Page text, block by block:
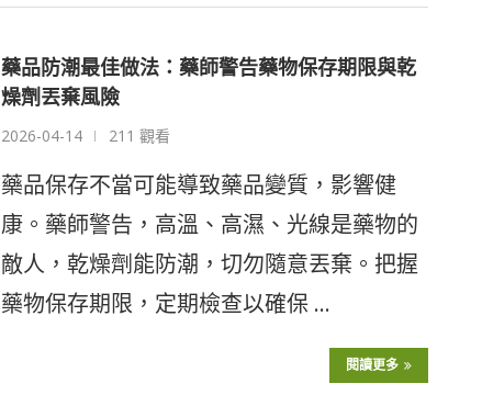
藥品防潮最佳做法：藥師警告藥物保存期限與乾
燥劑丟棄風險
2026-04-14 211 觀看
藥品保存不當可能導致藥品變質，影響健
康。藥師警告，高溫、高濕、光線是藥物的
敵人，乾燥劑能防潮，切勿隨意丟棄。把握
藥物保存期限，定期檢查以確保 …
閱讀更多